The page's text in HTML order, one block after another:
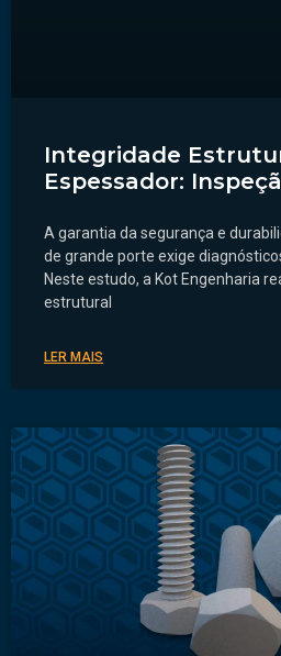
Integridade
Espessador:
A garantia da segurança e
de grande porte exige
Neste estudo, a Kot Engenharia
estrutural
LER MAIS